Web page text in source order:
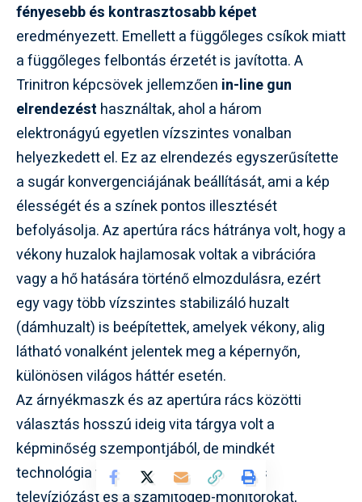
fényesebb és kontrasztosabb képet
eredményezett. Emellett a függőleges csíkok miatt
a függőleges felbontás érzetét is javította. A
Trinitron képcsövek jellemzően in-line gun
elrendezést használtak, ahol a három
elektronágyú egyetlen vízszintes vonalban
helyezkedett el. Ez az elrendezés egyszerűsítette
a sugár konvergenciájának beállítását, ami a kép
élességét és a színek pontos illesztését
befolyásolja. Az apertúra rács hátránya volt, hogy a
vékony huzalok hajlamosak voltak a vibrációra
vagy a hő hatására történő elmozdulásra, ezért
egy vagy több vízszintes stabilizáló huzalt
(dámhuzalt) is beépítettek, amelyek vékony, alig
látható vonalként jelentek meg a képernyőn,
különösen világos háttér esetén.
Az árnyékmaszk és az apertúra rács közötti
választás hosszú ideig vita tárgya volt a
képminőség szempontjából, de mindkét
technológia forradalmasította a színes
televíziózást és a számítógép-monitorokat,